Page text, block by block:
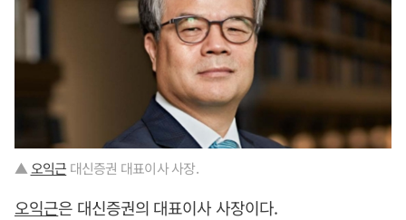
▲오익근 대신증권 대표이사 사장.
오익근은 대신증권의 대표이사 사장이다.